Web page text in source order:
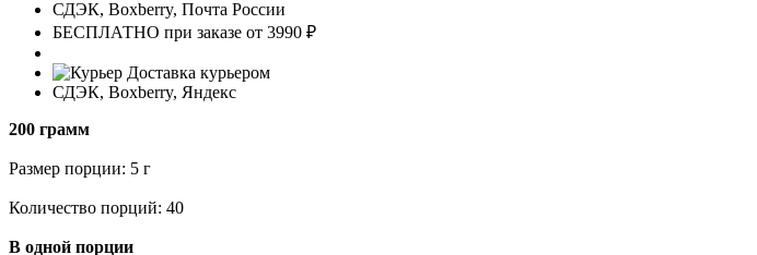
СДЭК, Boxberry, Почта России
БЕСПЛАТНО при заказе от 3990 ₽
Доставка курьером
СДЭК, Boxberry, Яндекс
200 грамм
Размер порции: 5 г
Количество порций: 40
В одной порции